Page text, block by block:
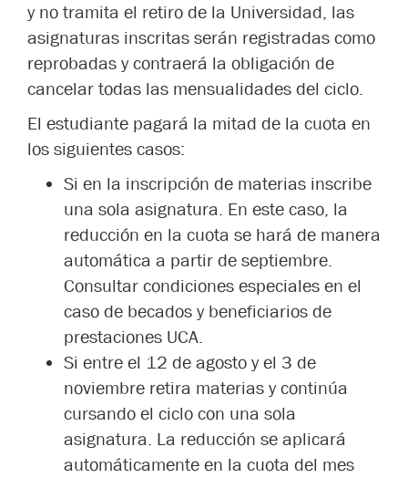
y no tramita el retiro de la Universidad, las
asignaturas inscritas serán registradas como
reprobadas y contraerá la obligación de
cancelar todas las mensualidades del ciclo.
El estudiante pagará la mitad de la cuota en
los siguientes casos:
Si en la inscripción de materias inscribe
una sola asignatura. En este caso, la
reducción en la cuota se hará de manera
automática a partir de septiembre.
Consultar condiciones especiales en el
caso de becados y beneficiarios de
prestaciones UCA.
Si entre el 12 de agosto y el 3 de
noviembre retira materias y continúa
cursando el ciclo con una sola
asignatura. La reducción se aplicará
automáticamente en la cuota del mes